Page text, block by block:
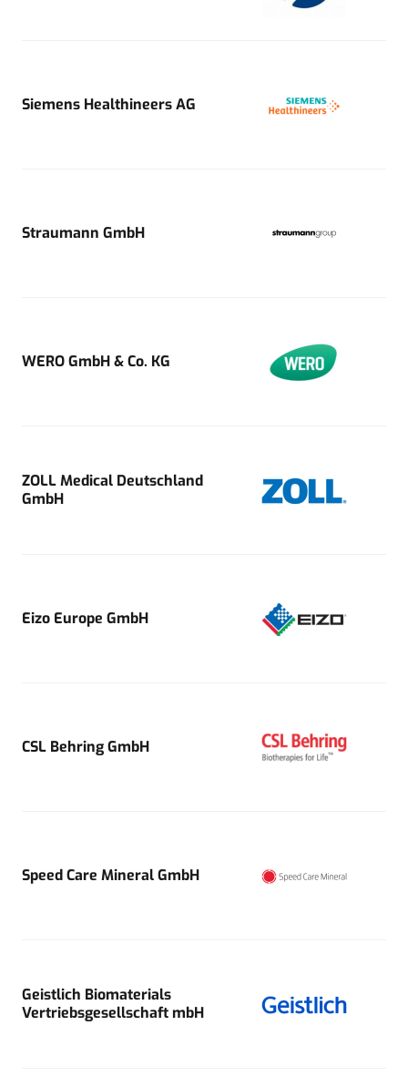
Siemens Healthineers AG
Straumann GmbH
WERO GmbH & Co. KG
ZOLL Medical Deutschland
GmbH
Eizo Europe GmbH
CSL Behring GmbH
Speed Care Mineral GmbH
Geistlich Biomaterials
Vertriebsgesellschaft mbH